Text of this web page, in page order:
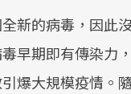
新的病毒，因此
早期即有傳染力
爆大規模疫情。